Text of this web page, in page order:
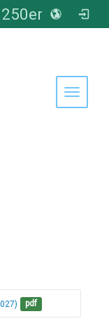
<span style="font-size:1.250em;"><strong>亚洲大学医学暨健康学院</strong></span>
Toggle
pdf